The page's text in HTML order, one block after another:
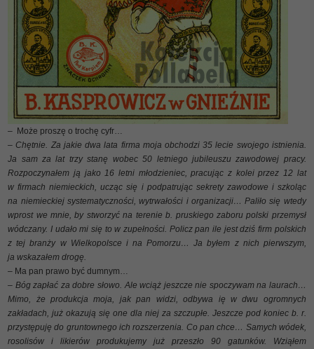
– Może proszę o trochę cyfr…
– Chętnie. Za jakie dwa lata firma moja obchodzi 35 lecie swojego istnienia.
Ja sam za lat trzy stanę wobec 50 letniego jubileuszu zawodowej pracy.
Rozpoczynałem ją jako 16 letni młodzieniec, pracując z kolei przez 12 lat
w firmach niemieckich, ucząc się i podpatrując sekrety zawodowe i szkoląc
na niemieckiej systematyczności, wytrwałości i organizacji… Paliło się wtedy
wprost we mnie, by stworzyć na terenie b. pruskiego zaboru polski przemysł
wódczany. I udało mi się to w zupełności. Policz pan ile jest dziś firm polskich
z tej branży w Wielkopolsce i na Pomorzu… Ja byłem z nich pierwszym,
ja wskazałem drogę.
– Ma pan prawo być dumnym…
– Bóg zapłać za dobre słowo. Ale wciąż jeszcze nie spoczywam na laurach…
Mimo, że produkcja moja, jak pan widzi, odbywa ię w dwu ogromnych
zakładach, już okazują się one dla niej za szczupłe. Jeszcze pod koniec b. r.
przystępuję do gruntownego ich rozszerzenia. Co pan chce… Samych wódek,
rosolisów i likierów produkujemy już przeszło 90 gatunków. Wziąłem